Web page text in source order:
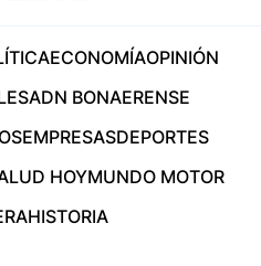
ECONOMÍAOPINIÓN
ADN BONAERENSE
EMPRESASDEPORTES
HOYMUNDO MOTOR
HISTORIA